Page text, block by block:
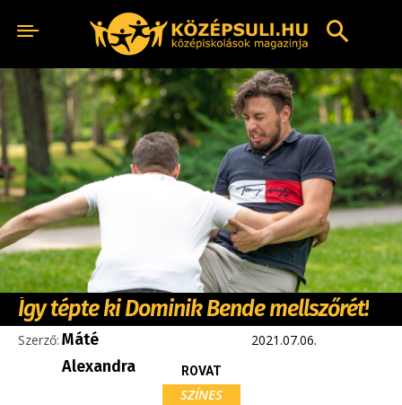
Így tépte ki Dominik Bende mellszőrét!
Szerző: Máté
Alexandra
2021.07.06.
ROVAT
SZÍNES